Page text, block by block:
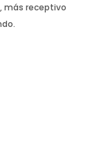
más receptivo